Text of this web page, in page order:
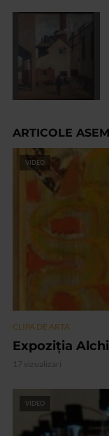
ARTICOLE
VIDEO
CLIPA DE ARTA
Expoziția
17 vizualizari
VIDEO